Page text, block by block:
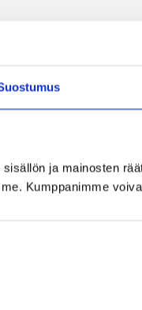
ja mainosten
Kumppanimme